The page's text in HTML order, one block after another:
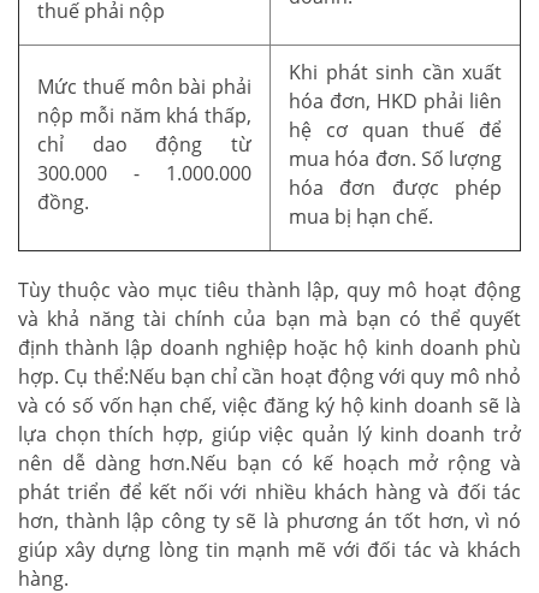
thuế phải nộp
Mức thuế môn bài phải
nộp mỗi năm khá thấp,
chỉ dao động từ
300.000 - 1.000.000
đồng.
Khi phát sinh cần xuất
hóa đơn, HKD phải liên
hệ cơ quan thuế để
mua hóa đơn. Số lượng
hóa đơn được phép
mua bị hạn chế.
Tùy thuộc vào mục tiêu thành lập, quy mô hoạt động
và khả năng tài chính của bạn mà bạn có thể quyết
định thành lập doanh nghiệp hoặc hộ kinh doanh phù
hợp. Cụ thể:Nếu bạn chỉ cần hoạt động với quy mô nhỏ
và có số vốn hạn chế, việc đăng ký hộ kinh doanh sẽ là
lựa chọn thích hợp, giúp việc quản lý kinh doanh trở
nên dễ dàng hơn.Nếu bạn có kế hoạch mở rộng và
phát triển để kết nối với nhiều khách hàng và đối tác
hơn, thành lập công ty sẽ là phương án tốt hơn, vì nó
giúp xây dựng lòng tin mạnh mẽ với đối tác và khách
hàng.